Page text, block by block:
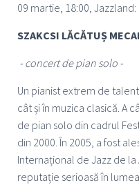
09 martie, 18:00, Jazzland:
SZAKCSI LĂCĂTUȘ
- concert de pian solo -
Un pianist extrem de
cât și în muzica clasică. A
de pian solo din cadrul
din 2000. În 2005, a fost
Internațional de Jazz de la
reputație serioasă în